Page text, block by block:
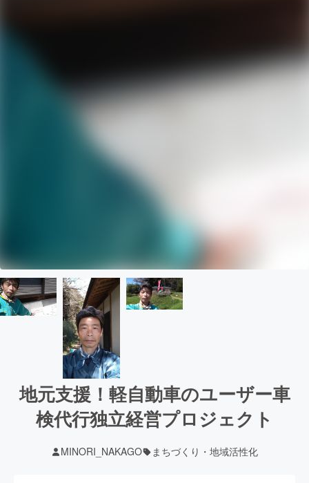
地元支援！軽自動車のユーザー車
検代行独立経営プロジェクト
MINORI_NAKAGO まちづくり・地域活性化